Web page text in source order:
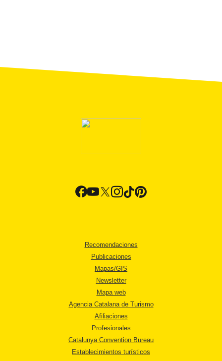
Recomendaciones
Publicaciones
Mapas/GIS
Newsletter
Mapa web
Agencia Catalana de Turismo
Afiliaciones
Profesionales
Catalunya Convention Bureau
Establecimientos turísticos